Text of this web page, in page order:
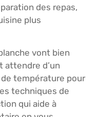
des repas,
plus
vont bien
attendre d’un
température pour
techniques de
qui aide à